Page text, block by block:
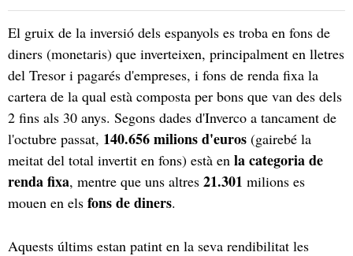
El gruix de la inversió dels espanyols es troba en fons de
diners (monetaris) que inverteixen, principalment en lletres
del Tresor i pagarés d'empreses, i fons de renda fixa la
cartera de la qual està composta per bons que van des dels
2 fins als 30 anys. Segons dades d'Inverco a tancament de
l'octubre passat, 140.656 milions d'euros (gairebé la
meitat del total invertit en fons) està en la categoria de
renda fixa, mentre que uns altres 21.301 milions es
mouen en els fons de diners.
Aquests últims estan patint en la seva rendibilitat les